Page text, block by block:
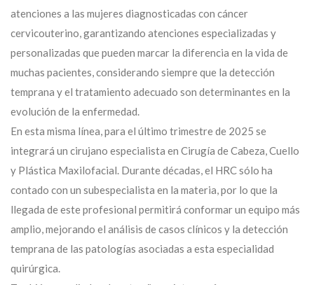
atenciones a las mujeres diagnosticadas con cáncer
cervicouterino, garantizando atenciones especializadas y
personalizadas que pueden marcar la diferencia en la vida de
muchas pacientes, considerando siempre que la detección
temprana y el tratamiento adecuado son determinantes en la
evolución de la enfermedad.
En esta misma línea, para el último trimestre de 2025 se
integrará un cirujano especialista en Cirugía de Cabeza, Cuello
y Plástica Maxilofacial. Durante décadas, el HRC sólo ha
contado con un subespecialista en la materia, por lo que la
llegada de este profesional permitirá conformar un equipo más
amplio, mejorando el análisis de casos clínicos y la detección
temprana de las patologías asociadas a esta especialidad
quirúrgica.